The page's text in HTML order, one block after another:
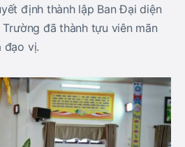
định thành lập Ban Đại diện
đã thành tựu viên mãn
đạo vị.